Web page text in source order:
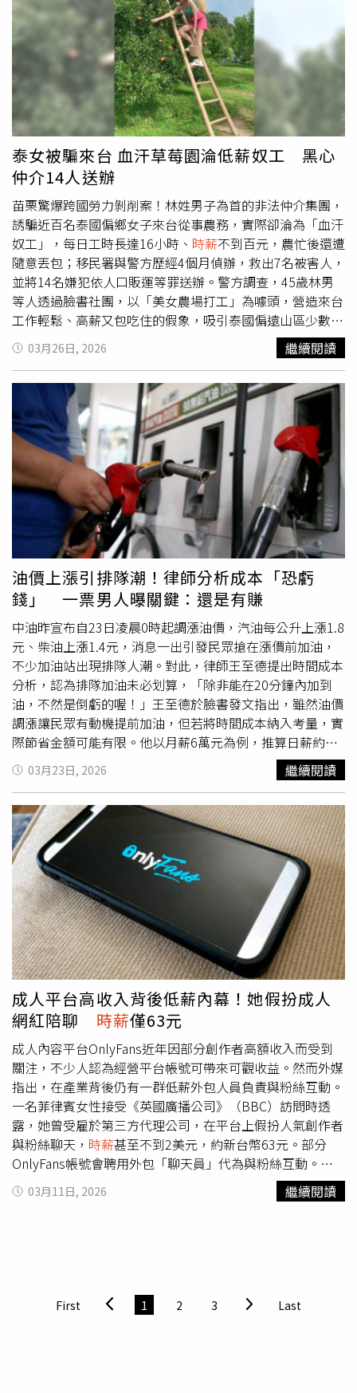
之餘仍持續進修網球等運動項目，生活態度積極上進。至於
阿Sa，她早年出道即爆紅，多年來投資有道，被外界視為娛
樂圈「小富婆」。她偏好投資房地產保值，名下至少持有5
項物業，包括紅山半島、海濱南岸、慧莉苑及玫林別墅等豪
宅，資產早已突破億元港幣。據了解，阿Sa將所有收租事務
交由母親打理，僅租金收入每月就高達約20萬港元（約新台
幣80萬元），財力雄厚。其中，位於跑馬地的慧莉苑頂層複
式戶，曾是她與舊愛陳偉霆的昔日愛巢。該單位實用面積達
1,184平方呎，屬3房連傭人房設計，附設私人天台並可遠眺
馬場景觀，條件優越。回顧2人戀情，阿Sa於2025年開始與
Elvis交往，曾在七夕情人節一同現身林家謙的演唱會。今年
1月，她出席活動時首度公開戀情，3月更透露已帶男友見家
長，並獲得母親認可。好友馬天佑亦曾透露，阿Sa戀愛期間
狀態甜蜜，「開心得像小朋友」。
泰女被騙來台 血汗草莓園淪低薪奴工 黑心
仲介14人送辦
苗栗驚爆跨國勞力剝削案！林姓男子為首的非法仲介集團，
誘騙近百名泰國偏鄉女子來台從事農務，實際卻淪為「血汗
奴工」，每日工時長達16小時、 時薪不到百元，農忙後還遭
隨意丟包；移民署與警方歷經4個月偵辦，救出7名被害人，
並將14名嫌犯依人口販運等罪送辦。警方調查，45歲林男
等人透過臉書社團，以「美女農場打工」為噱頭，營造來台
工作輕鬆、高薪又包吃住的假象，吸引泰國偏遠山區少數民
族報名。受害人為籌措仲介費，甚至被洗腦變賣土地、房
屋，支付每人約6萬泰銖費用後來台。未料抵台後待遇天差
地遠，不僅需被拍照供雇主「挑選」，未錄用還得反覆換裝
重拍；一旦開始工作，從天未亮做到天黑，工時長達16小時
以上， 時薪 卻不到新台幣100元，形同遭剝削壓榨。更惡劣
的是，農忙結束後，不少受害人被直接丟包至南部，身無分
文、自生自滅；去年11月，有2名泰籍女子自行向移民署高
雄市專勤隊求助，專勤隊察覺異狀，聯手苗栗警方組成專案
小組，報請檢方指揮偵辦。專案小組歷經長期跟監蒐證，於
苗栗大湖、獅潭一帶查獲該集團據點，在簡陋鐵皮屋內救出
多名被害人，生活環境擁擠髒亂。警方並分三波行動，陸續
拘提林男等14人到案。全案訊後，依違反人口販運防制法及
就業服務法等罪嫌，將林姓主嫌等人移送地檢署偵辦，並持
續擴大追查是否仍有其他受害者。
03月26日, 2026 繼續閱讀
油價上漲引排隊潮！律師分析成本「恐虧
錢」 一票男人曝關鍵：還是有賺
中油昨宣布自23日凌晨0時起調漲油價，汽油每公升上漲1.8
元、柴油上漲1.4元，消息一出引發民眾搶在漲價前加油，
不少加油站出現排隊人潮。對此，律師王至德提出時間成本
分析，認為排隊加油未必划算，「除非能在20分鐘內加到
油，不然是倒虧的喔！」王至德於臉書發文指出，雖然油價
調漲讓民眾有動機提前加油，但若將時間成本納入考量，實
際節省金額可能有限。他以月薪6萬元為例，推算日薪約
2000元、時薪約250元，若排隊等待30分鐘，時間成本約
125元。他進一步以一般油箱加滿45公升估算，每公升上漲
1.8元，實際可節省金額約81元。換算後可發現，若排隊時
間超過20分鐘，時間成本已高於節省金額，「也就是說，除
非能在20分鐘內加到油，不然是倒虧的喔！」王至德也分
享，對於他的說法，有網友認為「其實還賺到遠離家庭的放
鬆時間，這簡直大賺，加油只是藉口，能在車裡獨處才是重
點。」讓他瞬間「突破盲腸」，笑喊「害我的盲腸痛了一
下，看來我還是想的太淺了......」。此外，不少駕駛族群留
言分享類似感受，「哥加的不是油，是自由」、「這概念跟
半夜自助洗車場一堆男人在洗車一樣」、「跟倒垃圾一樣意
思是嗎？情願去等垃圾車來，也不想放社區的」。
03月23日, 2026 繼續閱讀
成人平台高收入背後低薪內幕！她假扮成人
網紅陪聊 時薪僅63元
成人內容平台OnlyFans近年因部分創作者高額收入而受到
關注，不少人認為經營平台帳號可帶來可觀收益。然而外媒
指出，在產業背後仍有一群低薪外包人員負責與粉絲互動。
一名菲律賓女性接受《英國廣播公司》（BBC）訪問時透
露，她曾受雇於第三方代理公司，在平台上假扮人氣創作者
與粉絲聊天， 時薪甚至不到2美元，約新台幣63元。部分
OnlyFans帳號會聘用外包「聊天員」代為與粉絲互動。根
據報導，OnlyFans採用訂閱制度，讓創作者提供付費內容
並與粉絲互動。部分知名帳號的創作者確實能獲得高額收
作，由代理公司聘用，每天工作8小時、每週5天。她的主要
任務是與粉絲聊天並說服對方購買照片與影片，在值班期間
03月11日, 2026 繼續閱讀
First 1 2 3 Last